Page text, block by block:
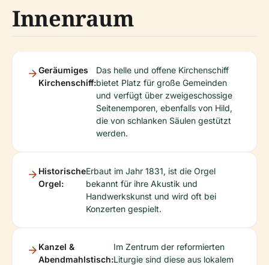
Innenraum
Geräumiges
Kirchenschiff:
Das helle und offene Kirchenschiff
bietet Platz für große Gemeinden
und verfügt über zweigeschossige
Seitenemporen, ebenfalls von Hild,
die von schlanken Säulen gestützt
werden.
Historische
Orgel:
Erbaut im Jahr 1831, ist die Orgel
bekannt für ihre Akustik und
Handwerkskunst und wird oft bei
Konzerten gespielt.
Kanzel &
Abendmahlstisch:
Im Zentrum der reformierten
Liturgie sind diese aus lokalem